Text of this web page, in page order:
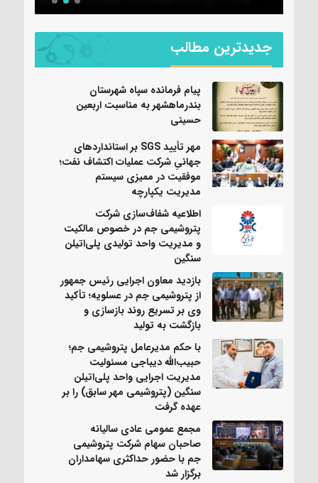
جدیدترین مطالب
پیام فرمانده سپاه شهرستان
بندرماهشهر به مناسبت اربعین
حسینی
مهر تأیید SGS بر استانداردهای
جهانیِ شرکت عملیات اکتشاف نفت؛
موفقیت در ممیزی سیستم
مدیریت یکپارچه
اطلاعیه شفاف‌سازی شرکت
پتروشیمی جم در خصوص مالکیت
و مدیریت واحد تولیدی پلی‌اتیلن
سنگین
بازدید معاون اجرایی رئیس جمهور
از پتروشیمی جم در عسلویه؛ تأکید
وی بر تسریع روند بازسازی و
بازگشت به تولید
با حکم مدیرعامل پتروشیمی جم؛
حبیب‌الله دیباجی مسئولیت
مدیریت اجرایی واحد پلی‌اتیلن
سنگین (پتروشیمی مهر سابق) را بر
عهده گرفت
مجمع عمومی عادی سالیانه
صاحبان سهام شرکت پتروشیمی
جم با حضور حداکثری سهامداران
برگزار شد